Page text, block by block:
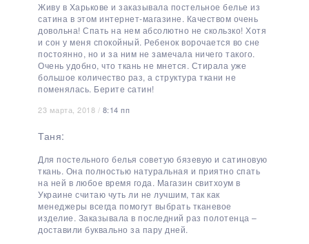
Живу в Харькове и заказывала постельное белье из
сатина в этом интернет-магазине. Качеством очень
довольна! Спать на нем абсолютно не скользко! Хотя
и сон у меня спокойный. Ребенок ворочается во сне
постоянно, но и за ним не замечала ничего такого.
Очень удобно, что ткань не мнется. Стирала уже
большое количество раз, а структура ткани не
поменялась. Берите сатин!
23 марта, 2018 / 8:14 пп
Таня:
Для постельного белья советую бязевую и сатиновую
ткань. Она полностью натуральная и приятно спать
на ней в любое время года. Магазин свитхоум в
Украине считаю чуть ли не лучшим, так как
менеджеры всегда помогут выбрать тканевое
изделие. Заказывала в последний раз полотенца –
доставили буквально за пару дней.